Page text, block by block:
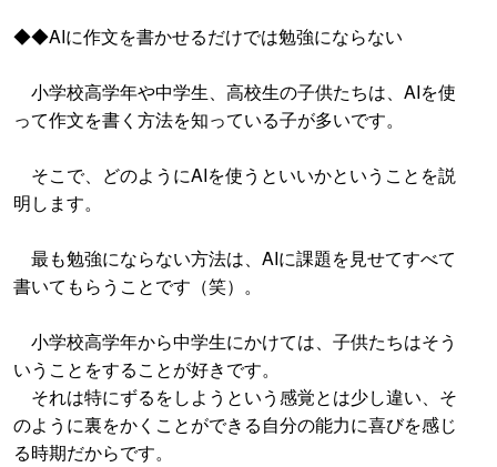
◆◆AIに作文を書かせるだけでは勉強にならない
小学校高学年や中学生、高校生の子供たちは、AIを使
って作文を書く方法を知っている子が多いです。
そこで、どのようにAIを使うといいかということを説
明します。
最も勉強にならない方法は、AIに課題を見せてすべて
書いてもらうことです（笑）。
小学校高学年から中学生にかけては、子供たちはそう
いうことをすることが好きです。
それは特にずるをしようという感覚とは少し違い、そ
のように裏をかくことができる自分の能力に喜びを感じ
る時期だからです。